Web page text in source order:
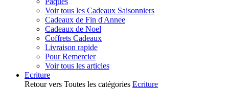
Voir tous les Cadeaux Saisonniers
Cadeaux de Fin d'Annee
Cadeaux de Noel
Coffrets Cadeaux
Livraison rapide
Pour Remercier
Voir tous les articles
Ecriture
Retour vers Toutes les catégories Ecriture